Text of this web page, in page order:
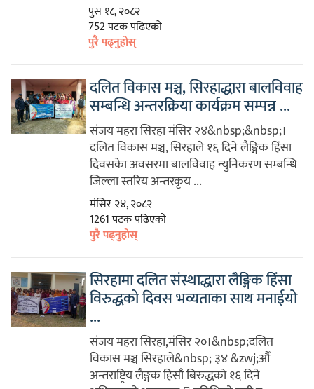
पुस १८, २०८२
752 पटक पढिएको
पुरै पढ्नुहोस्
दलित विकास मञ्च, सिरहाद्धारा बालविवाह
सम्बन्धि अन्तरक्रिया कार्यक्रम सम्पन्न ...
संजय महरा सिरहा मंसिर २४&nbsp;&nbsp;।
दलित विकास मञ्च, सिरहाले १६ दिने लैङ्गिक हिंसा
दिवसकेा अवसरमा बालविवाह न्युनिकरण सम्बन्धि
जिल्ला स्तरिय अन्तरकृय ...
मंसिर २४, २०८२
1261 पटक पढिएको
पुरै पढ्नुहोस्
सिरहामा दलित संस्थाद्धारा लैङ्गिक हिंसा
विरुद्धको दिवस भव्यताका साथ मनाईयो
...
संजय महरा सिरहा,मंसिर २०।&nbsp;दलित
विकास मञ्च सिरहाले&nbsp; ३४ &zwj;औँ
अन्तराष्टि᳙य लैङ्गक हिसाँ बिरुद्धको १६ दिने